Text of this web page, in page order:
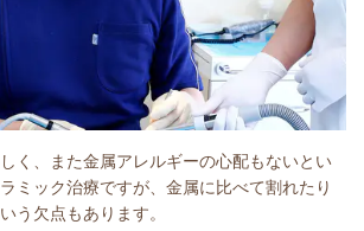
く、また金属アレルギーの心配もないとい
ミック治療ですが、金属に比べて割れたり
う欠点もあります。